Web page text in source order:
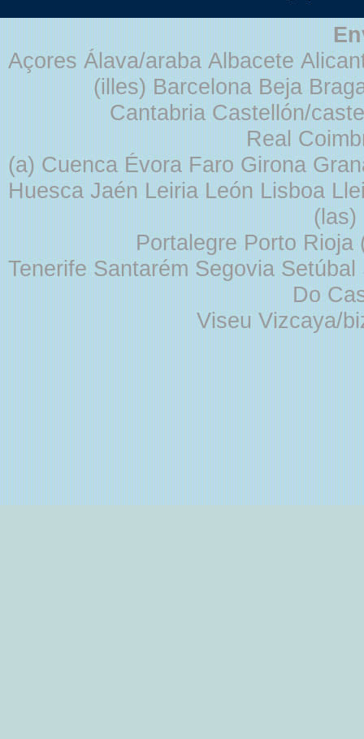
Açores Álava/araba Albacete
(illes) Barcelona Beja
Cantabria Castellón/
Real
(a) Cuenca Évora Faro Girona
Huesca Jaén Leiria León Lisboa
Portalegre Porto
Tenerife Santarém Segovia
Do
Viseu Vizcaya/